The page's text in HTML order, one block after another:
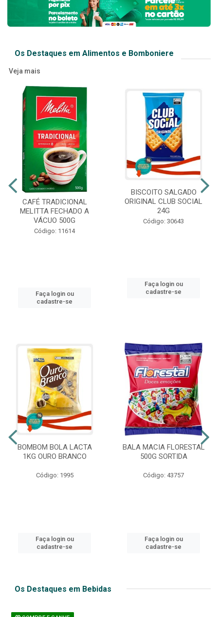
Os Destaques em Alimentos e Bomboniere
Veja mais
CAFÉ TRADICIONAL
MELITTA FECHADO A
VÁCUO 500G
Código: 11614
Faça login ou
cadastre-se
BISCOITO SALGADO
ORIGINAL CLUB SOCIAL
24G
Código: 30643
Faça login ou
cadastre-se
BOMBOM BOLA LACTA
1KG OURO BRANCO
Código: 1995
Faça login ou
cadastre-se
BALA MACIA FLORESTAL
500G SORTIDA
Código: 43757
Faça login ou
cadastre-se
Os Destaques em Bebidas